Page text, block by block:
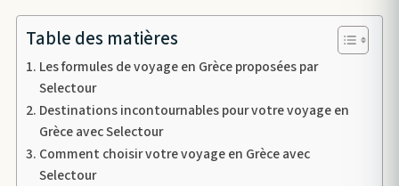
Table des matières
Les formules de voyage en Grèce proposées par
Selectour
Destinations incontournables pour votre voyage en
Grèce avec Selectour
Comment choisir votre voyage en Grèce avec
Selectour